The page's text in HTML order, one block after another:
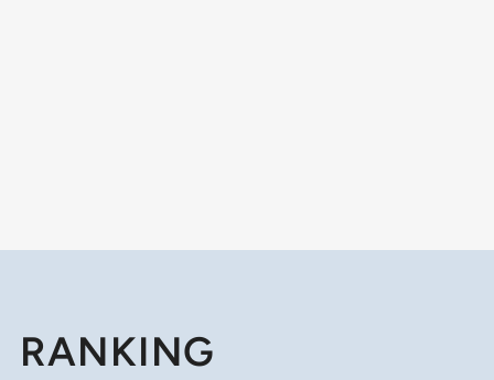
RANKING